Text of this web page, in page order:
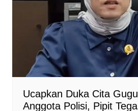
Ucapkan Duka Cita
Anggota Polisi, Pipit